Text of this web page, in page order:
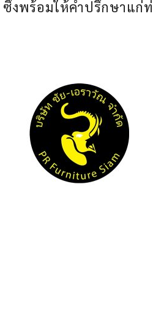
ซึ่งพร้อมให้คำปรึกษาแก่